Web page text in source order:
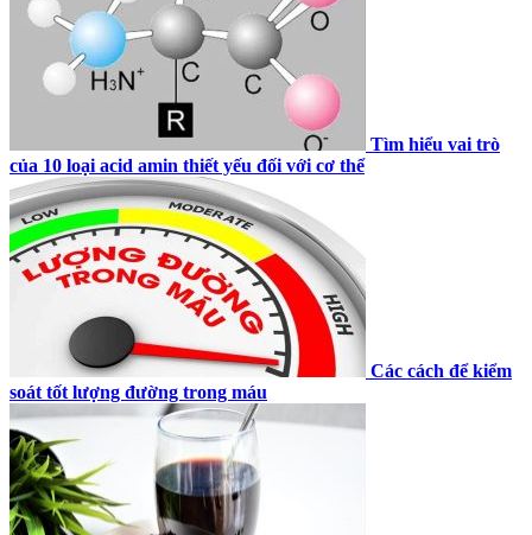
Tìm hiểu vai trò
của 10 loại acid amin thiết yếu đối với cơ thể
Các cách để kiểm
soát tốt lượng đường trong máu